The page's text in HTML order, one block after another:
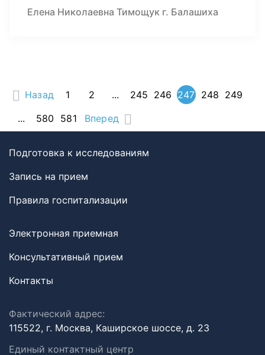
Елена Николаевна Тимощук г. Балашиха
Назад 1 2 ... 245 246 247 248 249
...
580 581 Вперед
Подготовка к исследованиям
Запись на прием
Правила госпитализации
Электронная приемная
Консультативный прием
Контакты
Фактический адрес:
115522, г. Москва, Каширское шоссе, д. 23
Единый контактный центр